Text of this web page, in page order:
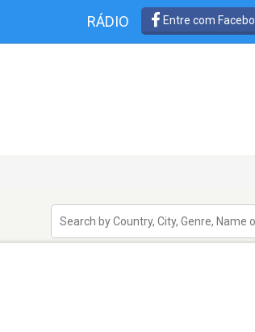
RÁDIO Entre com